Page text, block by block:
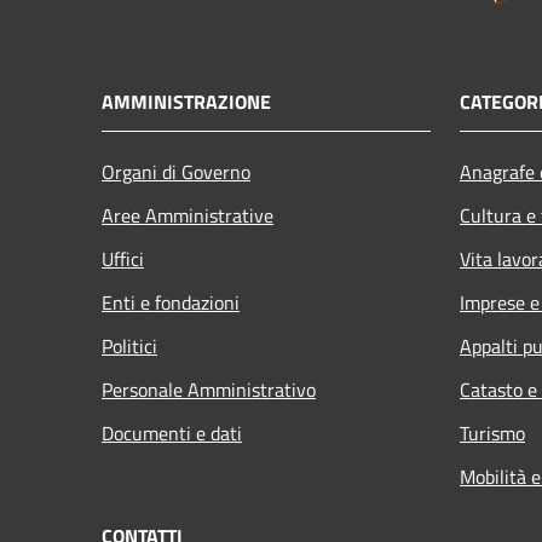
AMMINISTRAZIONE
Organi di Governo
Aree Amministrative
Uffici
Enti e fondazioni
Politici
Personale Amministrativo
Documenti e dati
Cultura
Vita
Imprese
Appalti
Catasto
Turismo
Mobilità
CONTATTI